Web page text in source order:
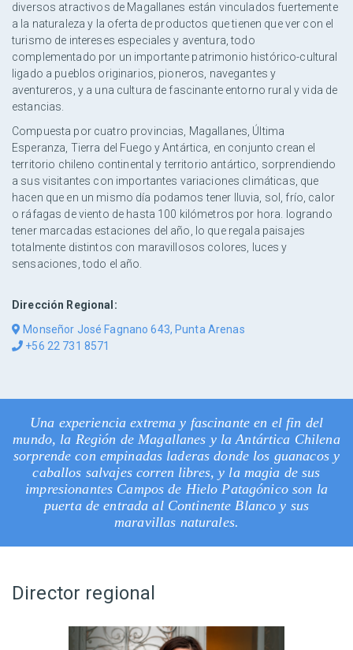
diversos atractivos de Magallanes están vinculados fuertemente
a la naturaleza y la oferta de productos que tienen que ver con el
turismo de intereses especiales y aventura, todo
complementado por un importante patrimonio histórico-cultural
ligado a pueblos originarios, pioneros, navegantes y
aventureros, y a una cultura de fascinante entorno rural y vida de
estancias.
Compuesta por cuatro provincias, Magallanes, Última
Esperanza, Tierra del Fuego y Antártica, en conjunto crean el
territorio chileno continental y territorio antártico, sorprendiendo
a sus visitantes con importantes variaciones climáticas, que
hacen que en un mismo día podamos tener lluvia, sol, frío, calor
o ráfagas de viento de hasta 100 kilómetros por hora. logrando
tener marcadas estaciones del año, lo que regala paisajes
totalmente distintos con maravillosos colores, luces y
sensaciones, todo el año.
Dirección Regional:
Monseñor José Fagnano 643, Punta Arenas
+56 22 731 8571
Una experiencia extrema y fascinante en el fin del
mundo, la Región de Magallanes y la Antártica Chilena
sorprende con empinadas laderas donde los guanacos y
caballos salvajes corren libres, y la magia de sus
impresionantes Campos de Hielo Patagónico son la
puerta de entrada al Continente Blanco y sus
maravillas naturales.
Director regional